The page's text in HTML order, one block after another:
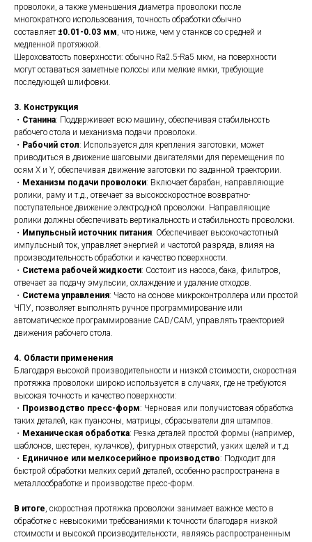
проволоки, а также уменьшения диаметра проволоки после
многократного использования, точность обработки обычно
составляет±0.01-0.03 мм, что ниже, чем у станков со средней и
медленной протяжкой.
Шероховатость поверхности: обычно Ra2.5-Ra5 мкм, на поверхности
могут оставаться заметные полосы или мелкие ямки, требующие
последующей шлифовки.
3. Конструкция
・ Станина: Поддерживает всю машину, обеспечивая стабильность
рабочего стола и механизма подачи проволоки.
・ Рабочий стол: Используется для крепления заготовки, может
приводиться в движение шаговыми двигателями для перемещения по
осям X и Y, обеспечивая движение заготовки по заданной траектории.
・ Механизм подачи проволоки: Включает барабан, направляющие
ролики, раму и т.д., отвечает за высокоскоростное возвратно-
поступательное движение электродной проволоки. Направляющие
ролики должны обеспечивать вертикальность и стабильность проволоки.
・ Импульсный источник питания: Обеспечивает высокочастотный
импульсный ток, управляет энергией и частотой разряда, влияя на
производительность обработки и качество поверхности.
・ Система рабочей жидкости: Состоит из насоса, бака, фильтров,
отвечает за подачу эмульсии, охлаждение и удаление отходов.
・ Система управления: Часто на основе микроконтроллера или простой
ЧПУ, позволяет выполнять ручное программирование или
автоматическое программирование CAD/CAM, управлять траекторией
движения рабочего стола.
4. Области применения
Благодаря высокой производительности и низкой стоимости, скоростная
протяжка проволоки широко используется в случаях, где не требуются
высокая точность и качество поверхности:
・ Производство пресс-форм: Черновая или получистовая обработка
таких деталей, как пуансоны, матрицы, сбрасыватели для штампов.
・ Механическая обработка: Резка деталей простой формы (например,
шаблонов, шестерен, кулачков), фигурных отверстий, узких щелей и т.д.
・ Единичное или мелкосерийное производство: Подходит для
быстрой обработки мелких серий деталей, особенно распространена в
металлообработке и производстве пресс-форм.
В итоге, скоростная протяжка проволоки занимает важное место в
обработке с невысокими требованиями к точности благодаря низкой
стоимости и высокой производительности, являясь распространенным